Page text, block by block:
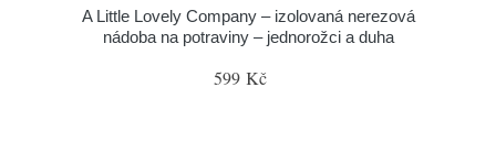
A Little Lovely Company – izolovaná nerezová
nádoba na potraviny – jednorožci a duha
599 Kč